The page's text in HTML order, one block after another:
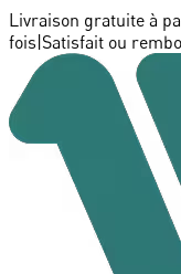
Livraison gratuite à
fois Satisfait ou